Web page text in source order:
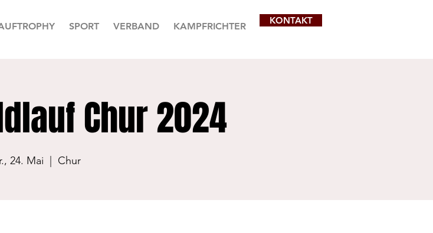
SPORT VERBAND KAMPFRICHTER
KONTAKT
Chur 2024
24. Mai Chur